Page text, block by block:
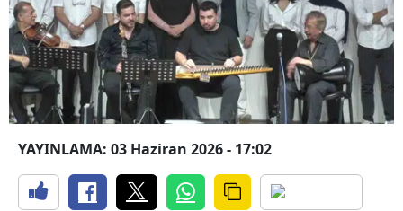
YAYINLAMA: 03 Haziran 2026 - 17:02